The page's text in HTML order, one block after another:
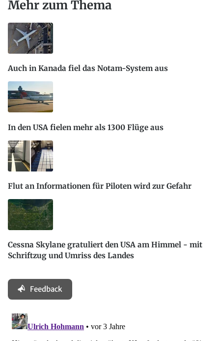
Mehr zum Thema
Auch in Kanada fiel das Notam-System aus
In den USA fielen mehr als 1300 Flüge aus
Flut an Informationen für Piloten wird zur Gefahr
Cessna Skylane gratuliert den USA am Himmel - mit
Schriftzug und Umriss des Landes
Feedback